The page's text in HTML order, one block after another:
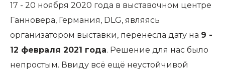
17 - 20 ноября 2020 года в выставочном центре
Ганновера, Германия, DLG, являясь
организатором выставки, перенесла дату на 9 -
12 февраля 2021 года. Решение для нас было
непростым. Ввиду всё ещё неустойчивой